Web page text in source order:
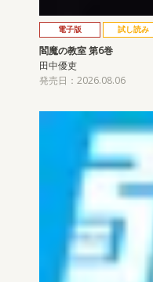
電子版 試し読み
閻魔の教室 第6巻
田中優吏
発売日：2026.08.06